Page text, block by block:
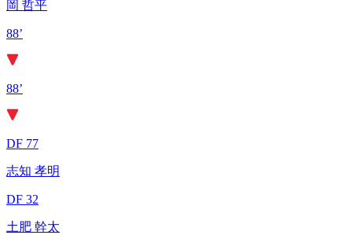
岡 哲平
88’
88’
DF 77
志知 孝明
DF 32
土肥 幹太